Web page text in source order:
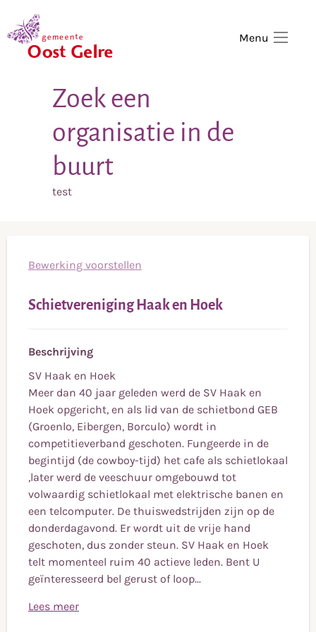
Menu
Zoek een
organisatie in de
buurt
test
Bewerking voorstellen
Schietvereniging Haak en Hoek
Beschrijving
SV Haak en Hoek
Meer dan 40 jaar geleden werd de SV Haak en
Hoek opgericht, en als lid van de schietbond GEB
(Groenlo, Eibergen, Borculo) wordt in
competitieverband geschoten. Fungeerde in de
begintijd (de cowboy-tijd) het cafe als schietlokaal
,later werd de veeschuur omgebouwd tot
volwaardig schietlokaal met elektrische banen en
een telcomputer. De thuiswedstrijden zijn op de
donderdagavond. Er wordt uit de vrije hand
geschoten, dus zonder steun. SV Haak en Hoek
telt momenteel ruim 40 actieve leden. Bent U
geïnteresseerd bel gerust of loop...
Lees meer